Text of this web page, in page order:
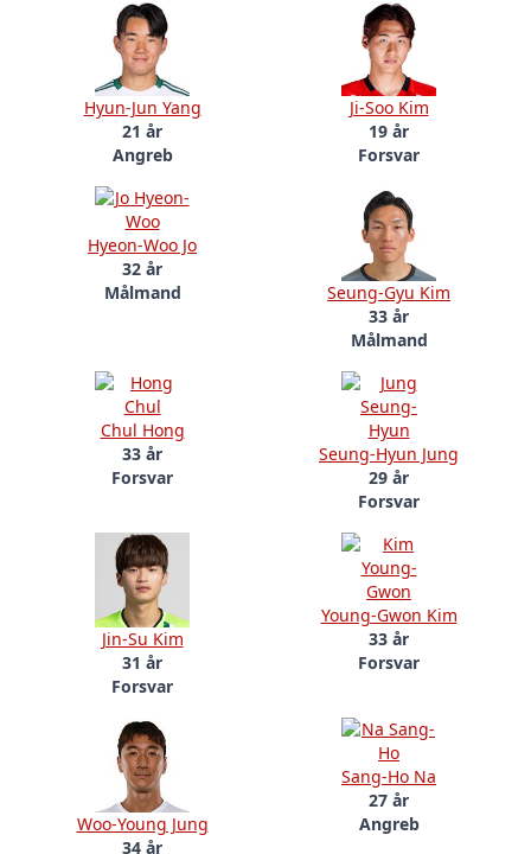
Hyun-Jun Yang
21 år
Angreb
Ji-Soo Kim
19 år
Forsvar
Hyeon-Woo Jo
32 år
Målmand
Seung-Gyu Kim
33 år
Målmand
Chul Hong
33 år
Forsvar
Seung-Hyun Jung
29 år
Forsvar
Jin-Su Kim
31 år
Forsvar
Young-Gwon Kim
33 år
Forsvar
Woo-Young Jung
34 år
Sang-Ho Na
27 år
Angreb